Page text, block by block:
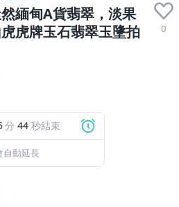
緬甸A貨翡翠，淡果
虎牌玉石翡翠玉墬拍
0
分 43 秒結束
自動延長